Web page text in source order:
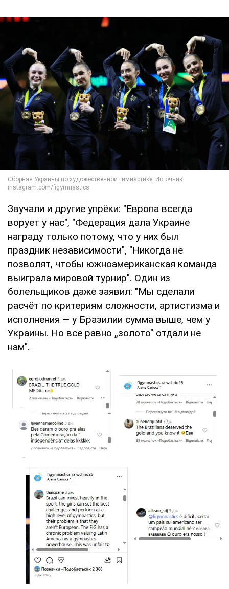
Звучали и другие упрёки: "Европа всегда
ворует у нас", "Федерация дала Украине
награду только потому, что у них был
праздник независимости", "Никогда не
позволят, чтобы южноамериканская команда
выиграла мировой турнир". Один из
болельщиков даже заявил: "Мы сделали
расчёт по критериям сложности, артистизма и
исполнения — у Бразилии сумма выше, чем у
Украины. Но всё равно „золото" отдали не
нам".